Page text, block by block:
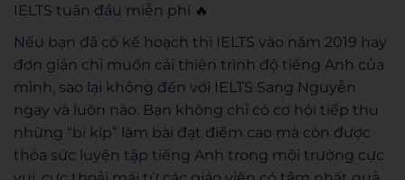
IELTS tuần đầu miễn phí 🔥
Nếu bạn đã có kế hoạch thi IELTS vào năm 2019 hay
đơn giản chỉ muốn cải thiện trình độ tiếng Anh của
mình, sao lại không đến với IELTS Sang Nguyễn
ngay và luôn nào. Bạn không chỉ có cơ hội tiếp thu
những “bí kíp” làm bài đạt điểm cao mà còn được
thỏa sức luyện tập tiếng Anh trong môi trường cực